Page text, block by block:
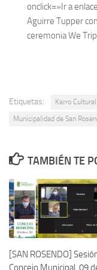
onclick=»Ir a
Aguirre Tupper
ceremonia We
Etiquetas: Karro Cultural
Municipalidad de San
TAMBIÉN TE
[SAN ROSENDO]
Concejo Municipal, 09